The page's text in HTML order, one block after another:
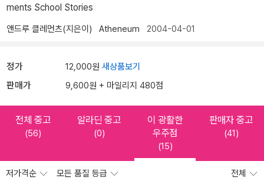
ments School Stories
앤드루 클레먼츠(지은이) Atheneum 2004-04-01
정가 12,000원 새상품보기
판매가 9,600원 + 마일리지 480점
전체 중고
(56)
알라딘 중고
(0)
이 광활한
우주점
(15)
판매자 중고
(41)
저가격순 모든 품질 등급 전체